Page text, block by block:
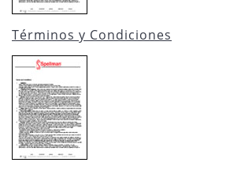
Términos y Condiciones